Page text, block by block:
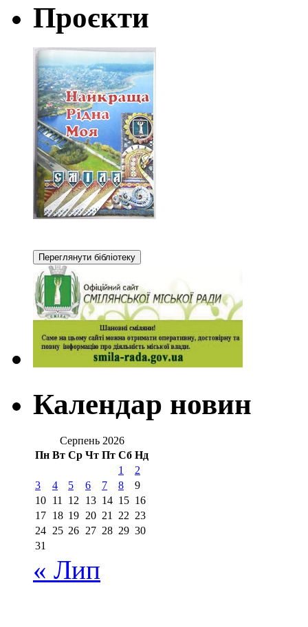
Проєкти
Календар новин
Серпень 2026
Пн Вт Ср Чт Пт Сб Нд
1
2
3
4 5 6 7 8
9
10 11 12 13 14 15 16
17 18 19 20 21 22 23
24 25 26 27 28 29 30
31
« Лип